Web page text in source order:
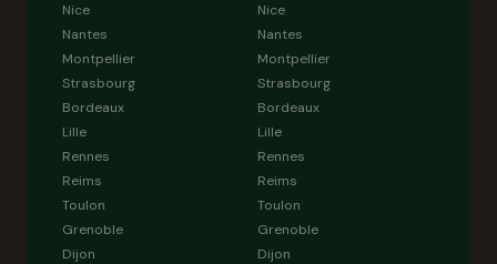
Nice
Nantes
Montpellier
Strasbourg
Bordeaux
Lille
Rennes
Reims
Toulon
Grenoble
Dijon
Nice
Nantes
Montpellier
Strasbourg
Bordeaux
Lille
Rennes
Reims
Toulon
Grenoble
Dijon